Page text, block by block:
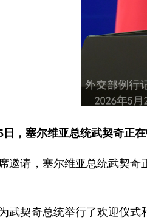
日，塞尔维亚总统武契奇正
邀请，塞尔维亚总统武契
武契奇总统举行了欢迎仪